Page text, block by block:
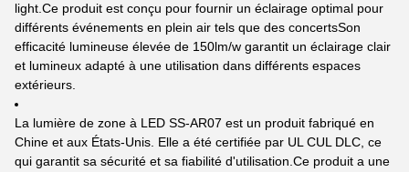
light.Ce produit est conçu pour fournir un éclairage optimal pour
différents événements en plein air tels que des concertsSon
efficacité lumineuse élevée de 150lm/w garantit un éclairage clair
et lumineux adapté à une utilisation dans différents espaces
extérieurs.
La lumière de zone à LED SS-AR07 est un produit fabriqué en
Chine et aux États-Unis. Elle a été certifiée par UL CUL DLC, ce
qui garantit sa sécurité et sa fiabilité d'utilisation.Ce produit a une